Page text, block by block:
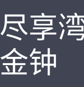
尽享
金钟